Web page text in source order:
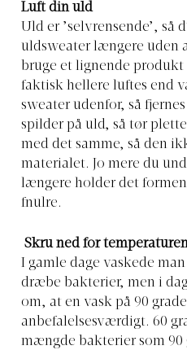
Luft din uld
Uld er ’selvrensende’, så
uldsweater længere uden
bruge et lignende
faktisk hellere luftes end
sweater udenfor, så
spilder på uld, så tør
med det samme, så den
materialet. Jo mere du
længere holder det
fnulre.
Skru ned for
I gamle dage vaskede
dræbe bakterier, men i
om, at en vask på 90
anbefalelsesværdigt. 60
mængde bakterier som 90